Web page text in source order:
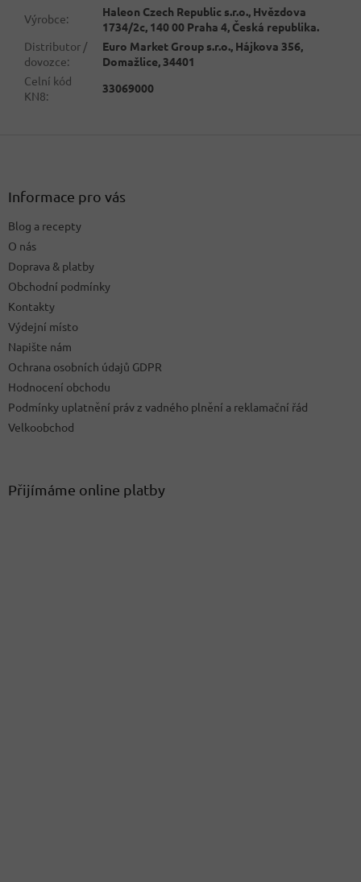
Výrobce:
Haleon Czech Republic s.r.o., Hvězdova
1734/2c, 140 00 Praha 4, Česká republika.
Distributor /
dovozce:
Euro Market Group s.r.o., Hájkova 356,
Domažlice, 34401
Celní kód
KN8:
33069000
Informace pro vás
Blog a recepty
O nás
Doprava & platby
Obchodní podmínky
Kontakty
Výdejní místo
Napište nám
Ochrana osobních údajů GDPR
Hodnocení obchodu
Podmínky uplatnění práv z vadného plnění a reklamační řád
Velkoobchod
Přijímáme online platby